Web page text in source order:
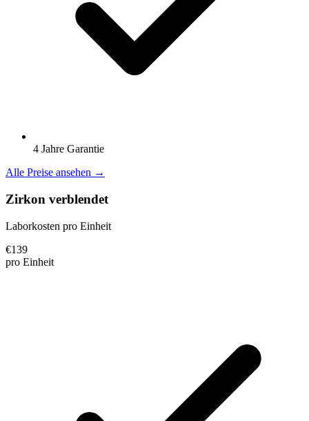
4 Jahre Garantie
Alle Preise ansehen →
Zirkon verblendet
Laborkosten pro Einheit
€139
pro Einheit